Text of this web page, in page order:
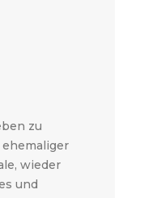
zu
ehemaliger
wieder
und